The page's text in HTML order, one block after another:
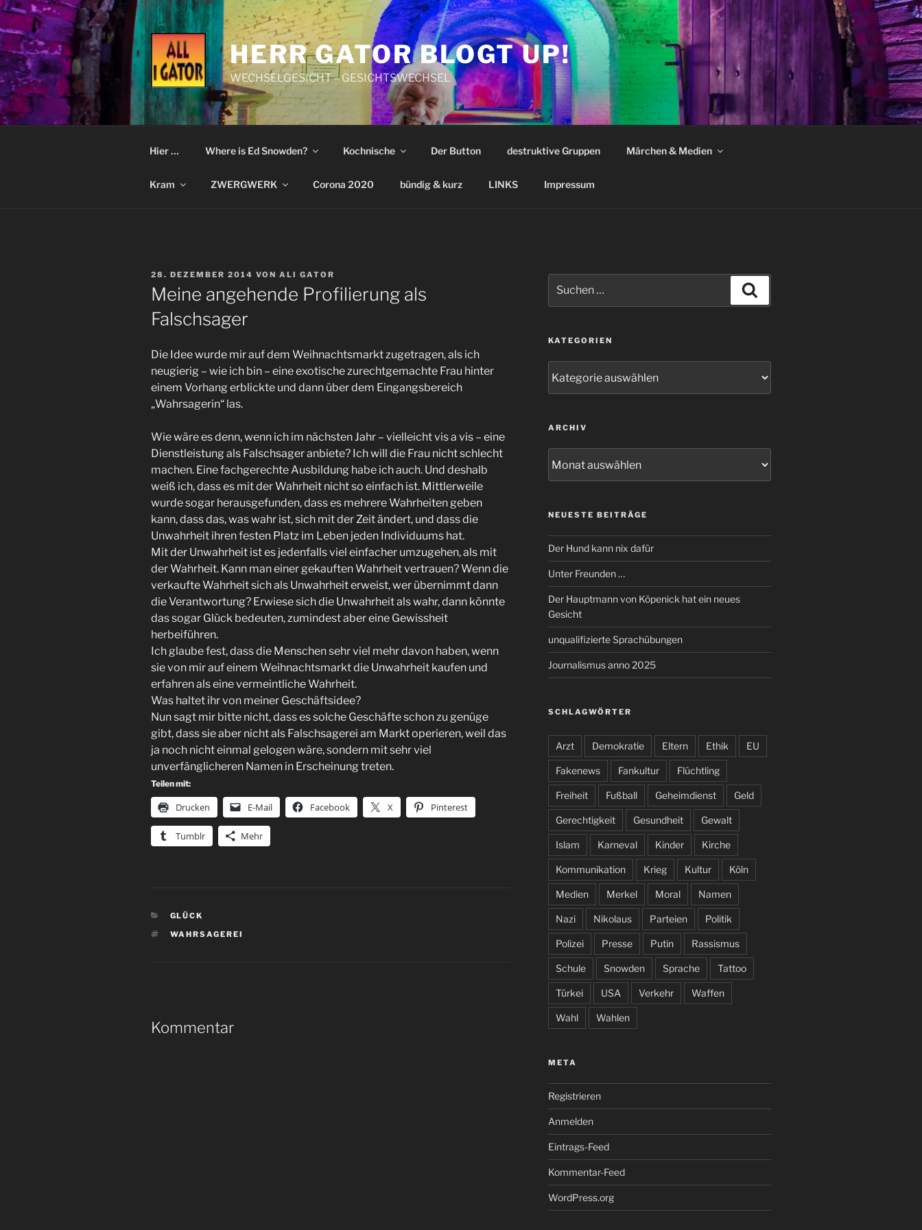
Zum
Inhalt
springen
HERR GATOR BLOGT UP!
WECHSELGESICHT – GESICHTSWECHSEL
Hier … Where is Ed Snowden? Kochnische Der Button destruktive Gruppen Märchen & Medien
Kram ZWERGWERK Corona 2020 bündig & kurz LINKS Impressum
VERÖFFENTLICHT
AM
28. DEZEMBER 2014 VON ALI GATOR
Meine angehende Profilierung als
Falschsager
Die Idee wurde mir auf dem Weihnachtsmarkt zugetragen, als ich
neugierig – wie ich bin – eine exotische zurechtgemachte Frau hinter
einem Vorhang erblickte und dann über dem Eingangsbereich
„Wahrsagerin“ las.
Wie wäre es denn, wenn ich im nächsten Jahr – vielleicht vis a vis – eine
Dienstleistung als Falschsager anbiete? Ich will die Frau nicht schlecht
machen. Eine fachgerechte Ausbildung habe ich auch. Und deshalb
weiß ich, dass es mit der Wahrheit nicht so einfach ist. Mittlerweile
wurde sogar herausgefunden, dass es mehrere Wahrheiten geben
kann, dass das, was wahr ist, sich mit der Zeit ändert, und dass die
Unwahrheit ihren festen Platz im Leben jeden Individuums hat.
Mit der Unwahrheit ist es jedenfalls viel einfacher umzugehen, als mit
der Wahrheit. Kann man einer gekauften Wahrheit vertrauen? Wenn die
verkaufte Wahrheit sich als Unwahrheit erweist, wer übernimmt dann
die Verantwortung? Erwiese sich die Unwahrheit als wahr, dann könnte
das sogar Glück bedeuten, zumindest aber eine Gewissheit
herbeiführen.
Ich glaube fest, dass die Menschen sehr viel mehr davon haben, wenn
sie von mir auf einem Weihnachtsmarkt die Unwahrheit kaufen und
erfahren als eine vermeintliche Wahrheit.
Was haltet ihr von meiner Geschäftsidee?
Nun sagt mir bitte nicht, dass es solche Geschäfte schon zu genüge
gibt, dass sie aber nicht als Falschsagerei am Markt operieren, weil das
ja noch nicht einmal gelogen wäre, sondern mit sehr viel
unverfänglicheren Namen in Erscheinung treten.
Teilen mit:
Drucken E-Mail Facebook X Pinterest
Tumblr Mehr
KATEGORIEN
GLÜCK
SCHLAGWÖRTER
WAHRSAGEREI
Kommentar
nach:
KATEGORIEN
ARCHIV
NEUESTE BEITRÄGE
Der Hund kann nix dafür
Unter Freunden …
Der Hauptmann von Köpenick hat ein neues
Gesicht
unqualifizierte Sprachübungen
Journalismus anno 2025
SCHLAGWÖRTER
Arzt Demokratie Eltern Ethik EU
Fakenews Fankultur Flüchtling
Freiheit Fußball Geheimdienst Geld
Gerechtigkeit Gesundheit Gewalt
Islam Karneval Kinder Kirche
Kommunikation Krieg Kultur Köln
Medien Merkel Moral Namen
Nazi Nikolaus Parteien Politik
Polizei Presse Putin Rassismus
Schule Snowden Sprache Tattoo
Türkei USA Verkehr Waffen
Wahl Wahlen
META
Registrieren
Anmelden
Eintrags-Feed
Kommentar-Feed
WordPress.org